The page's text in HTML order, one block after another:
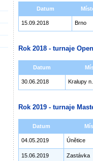
Datum
15.09.2018 Brno
Rok 2018 - turnaje
Datum
30.06.2018 Kralupy
Rok 2019 - turnaje
Datum
04.05.2019 Únětice
15.06.2019 Zastávka